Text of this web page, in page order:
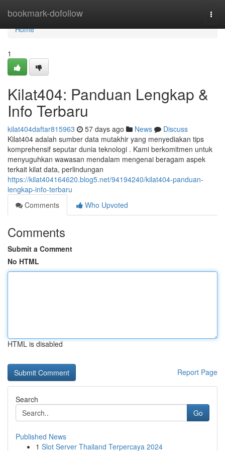
bookmark-dofollow
Home
Home
1
Kilat404: Panduan Lengkap &
Info Terbaru
kilat404daftar815963 57 days ago News
Discuss
Kilat404 adalah sumber data mutakhir yang menyediakan tips
komprehensif seputar dunia teknologi . Kami berkomitmen untuk
menyuguhkan wawasan mendalam mengenai beragam aspek
terkait kilat data, perlindungan
https://kilat404164620.blog5.net/94194240/kilat404-panduan-
lengkap-info-terbaru
Comments
Who Upvoted
Comments
Submit a Comment
No HTML
HTML is disabled
Report Page
Search
Go
Published News
1 Slot Server Thailand Terpercaya 2024